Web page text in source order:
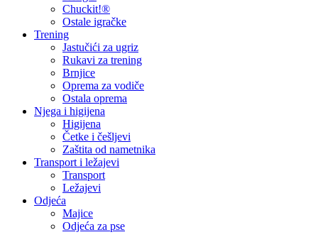
Chuckit!®
Ostale igračke
Trening
Jastučići za ugriz
Rukavi za trening
Brnjice
Oprema za vodiče
Ostala oprema
Njega i higijena
Higijena
Četke i češljevi
Zaštita od nametnika
Transport i ležajevi
Transport
Ležajevi
Odjeća
Majice
Odjeća za pse